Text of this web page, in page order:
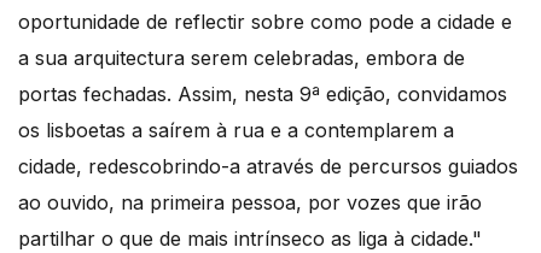
oportunidade de reflectir sobre como pode a cidade e
a sua arquitectura serem celebradas, embora de
portas fechadas. Assim, nesta 9ª edição, convidamos
os lisboetas a saírem à rua e a contemplarem a
cidade, redescobrindo-a através de percursos guiados
ao ouvido, na primeira pessoa, por vozes que irão
partilhar o que de mais intrínseco as liga à cidade."